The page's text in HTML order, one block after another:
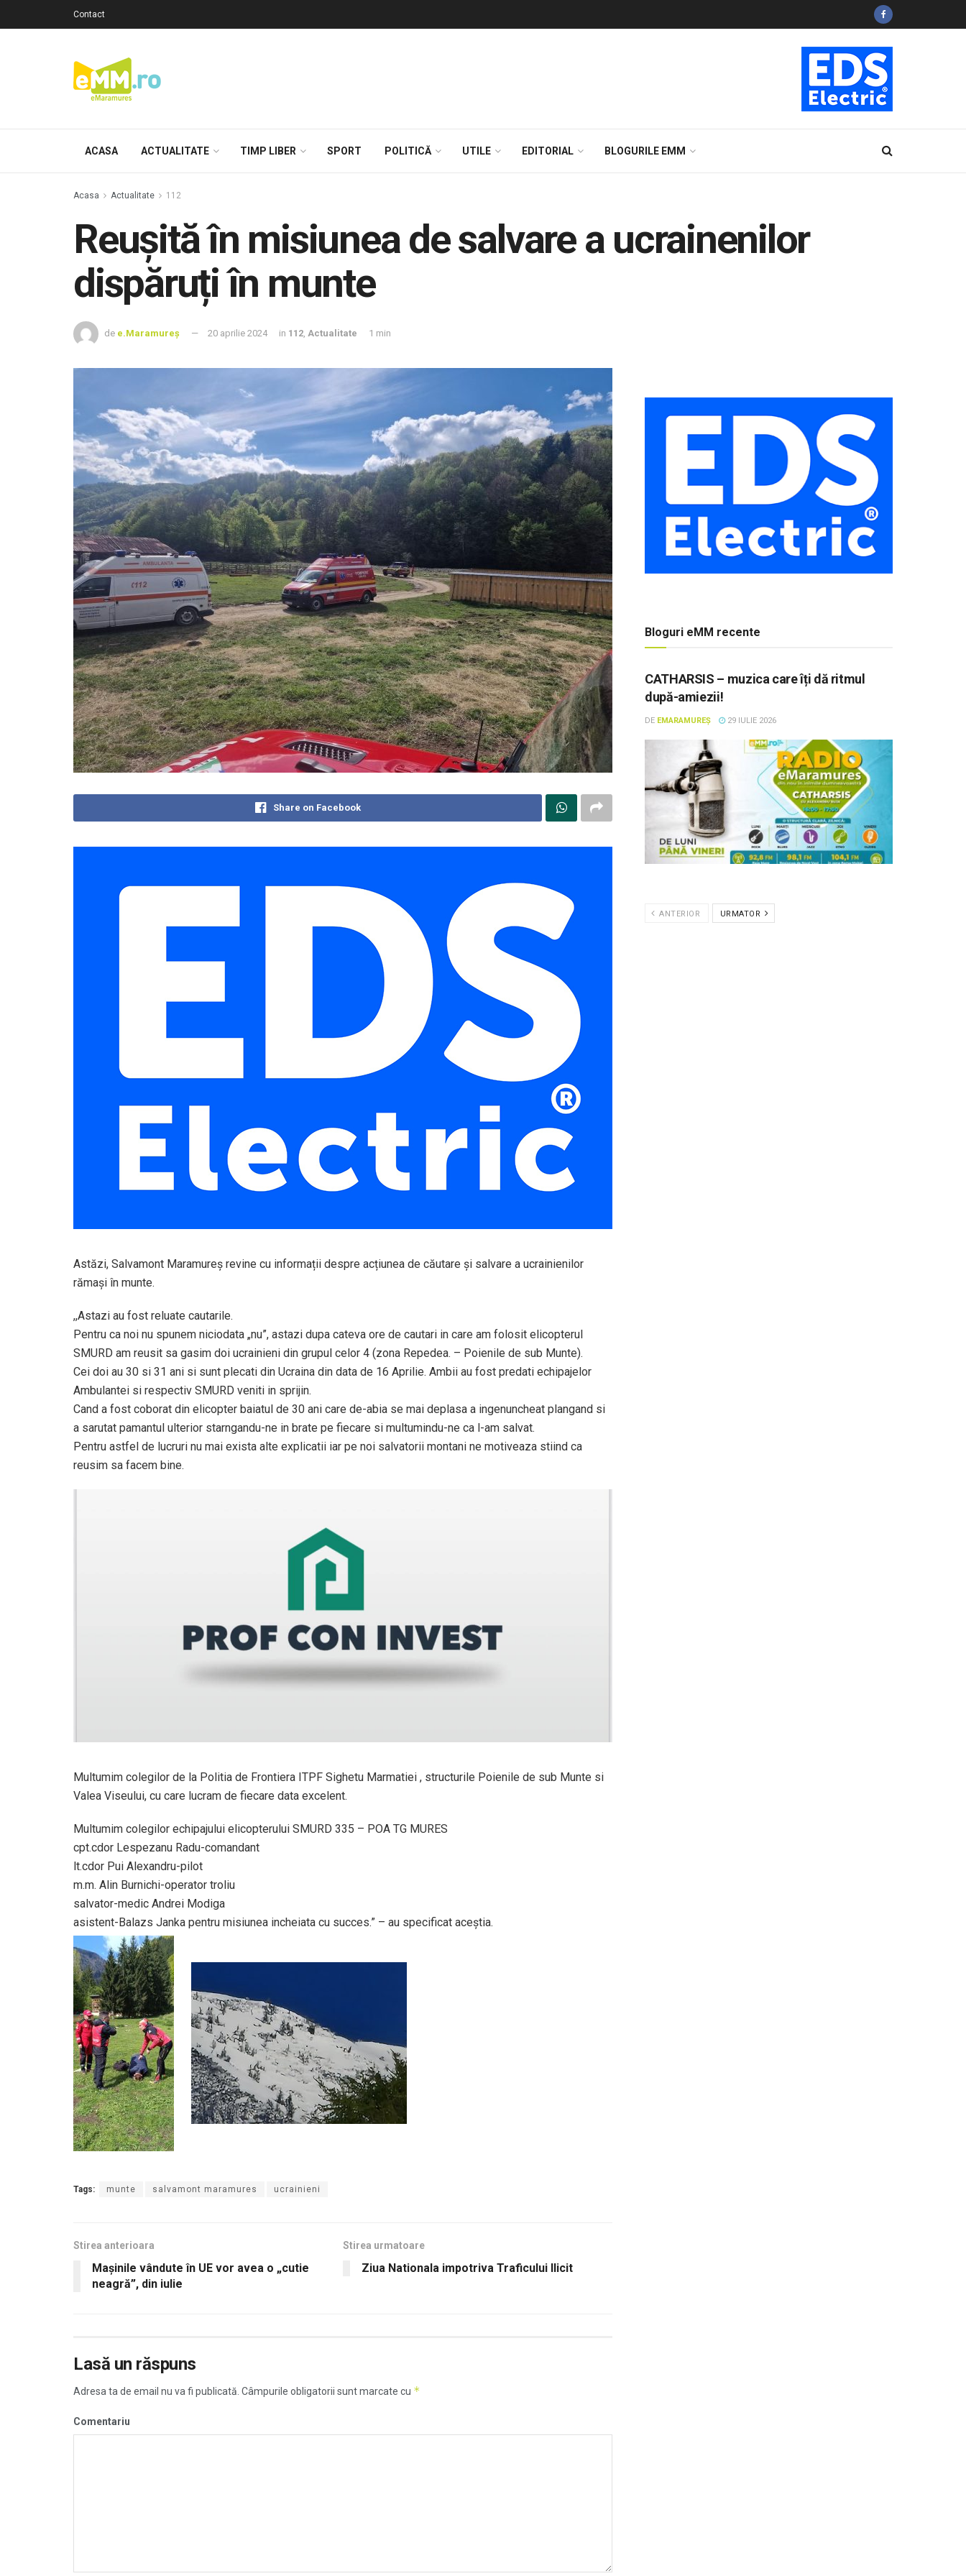
Contact
ACASA ACTUALITATE TIMP LIBER SPORT POLITICĂ UTILE EDITORIAL BLOGURILE EMM
Acasa Actualitate 112
Reușită în misiunea de salvare a ucrainenilor
dispăruți în munte
de e.Maramureș 20 aprilie 2024 in 112, Actualitate 1 min
Share on Facebook
Astăzi, Salvamont Maramureș revine cu informații despre acțiunea de căutare și salvare a ucrainienilor
rămași în munte.
,,Astazi au fost reluate cautarile.
Pentru ca noi nu spunem niciodata „nu”, astazi dupa cateva ore de cautari in care am folosit elicopterul
SMURD am reusit sa gasim doi ucrainieni din grupul celor 4 (zona Repedea. – Poienile de sub Munte).
Cei doi au 30 si 31 ani si sunt plecati din Ucraina din data de 16 Aprilie. Ambii au fost predati echipajelor
Ambulantei si respectiv SMURD veniti in sprijin.
Cand a fost coborat din elicopter baiatul de 30 ani care de-abia se mai deplasa a ingenuncheat plangand si
a sarutat pamantul ulterior starngandu-ne in brate pe fiecare si multumindu-ne ca l-am salvat.
Pentru astfel de lucruri nu mai exista alte explicatii iar pe noi salvatorii montani ne motiveaza stiind ca
reusim sa facem bine.
Multumim colegilor de la Politia de Frontiera ITPF Sighetu Marmatiei , structurile Poienile de sub Munte si
Valea Viseului, cu care lucram de fiecare data excelent.
Multumim colegilor echipajului elicopterului SMURD 335 – POA TG MURES
cpt.cdor Lespezanu Radu-comandant
lt.cdor Pui Alexandru-pilot
m.m. Alin Burnichi-operator troliu
salvator-medic Andrei Modiga
asistent-Balazs Janka pentru misiunea incheiata cu succes.” – au specificat aceștia.
Tags: munte salvamont maramures ucrainieni
Stirea anterioara
Mașinile vândute în UE vor avea o „cutie
neagră”, din iulie
Stirea urmatoare
Ziua Nationala impotriva Traficului Ilicit
Lasă un răspuns
Adresa ta de email nu va fi publicată. Câmpurile obligatorii sunt marcate cu *
Comentariu
Bloguri eMM recente
CATHARSIS – muzica care îți dă ritmul
după-amiezii!
DE EMARAMUREȘ 29 IULIE 2026
ANTERIOR URMATOR